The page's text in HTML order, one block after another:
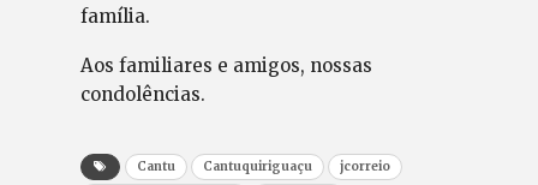
família.
Aos familiares e amigos, nossas
condolências.
Cantu Cantuquiriguaçu
jcorreio